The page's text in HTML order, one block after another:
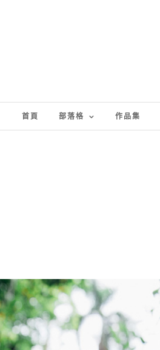
首頁 部落格 作品集